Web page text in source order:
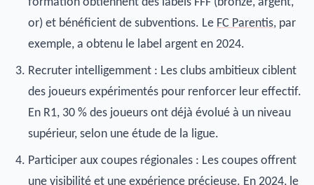
or) et bénéficient de subventions. Le FC Parentis, par
exemple, a obtenu le label argent en 2024.
Recruter intelligemment : Les clubs ambitieux ciblent
des joueurs expérimentés pour renforcer leur effectif.
En R1, 30 % des joueurs ont déjà évolué à un niveau
supérieur, selon une étude de la ligue.
Participer aux coupes régionales : Les coupes offrent
une visibilité et une expérience précieuse. En 2024, le